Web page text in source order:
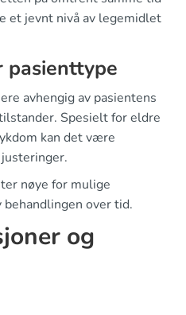
et jevnt nivå av legemidlet
pasienttype
avhengig av pasientens
Spesielt for eldre
kan det være
nøye for mulige
over tid.
og